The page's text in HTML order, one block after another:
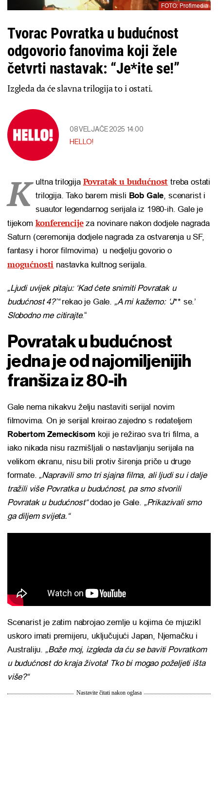
FOTO: Profimedia
Tvorac Povratka u budućnost
odgovorio fanovima koji žele
četvrti nastavak: “Je*ite se!”
Izgleda da će slavna trilogija to i ostati.
08 VELJAČE 2025 14:00
HELLO!
K ultna trilogija Povratak u budućnost treba ostati
trilogija. Tako barem misli Bob Gale, scenarist i
suautor legendarnog serijala iz 1980-ih. Gale je
tijekom konferencijeza novinare nakon dodjele nagrada
Saturn (ceremonija dodjele nagrada za ostvarenja u SF,
fantasy i horor filmovima) u nedjelju govorio o
mogućnosti nastavka kultnog serijala.
„Ljudi uvijek pitaju: ‘Kad ćete snimiti Povratak u
budućnost 4?’“rekao je Gale. „A mi kažemo: ‘J** se.’
Slobodno me citirajte.“
Povratak u budućnost
jedna je od najomiljenijih
franšiza iz 80-ih
Gale nema nikakvu želju nastaviti serijal novim
filmovima. On je serijal kreirao zajedno s redateljem
Robertom Zemeckisom koji je režirao sva tri filma, a
iako nikada nisu razmišljali o nastavljanju serijala na
velikom ekranu, nisu bili protiv širenja priče u druge
formate.„Napravili smo tri sjajna filma, ali ljudi su i dalje
tražili više Povratka u budućnost, pa smo stvorili
Povratak u budućnost“dodao je Gale. „Prikazivali smo
ga diljem svijeta.“
Scenarist je zatim nabrojao zemlje u kojima će mjuzikl
uskoro imati premijeru, uključujući Japan, Njemačku i
Australiju. „Bože moj, izgleda da ću se baviti Povratkom
u budućnost do kraja života! Tko bi mogao poželjeti išta
više?“
Nastavite čitati nakon oglasa